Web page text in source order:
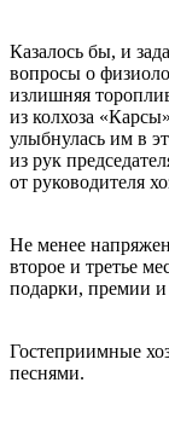
Казалось бы, и
вопросы о
излишняя
из колхоза
улыбнулась им в
из рук
от руководителя
Не менее
второе и третье
подарки, премии
Гостеприимные
песнями.